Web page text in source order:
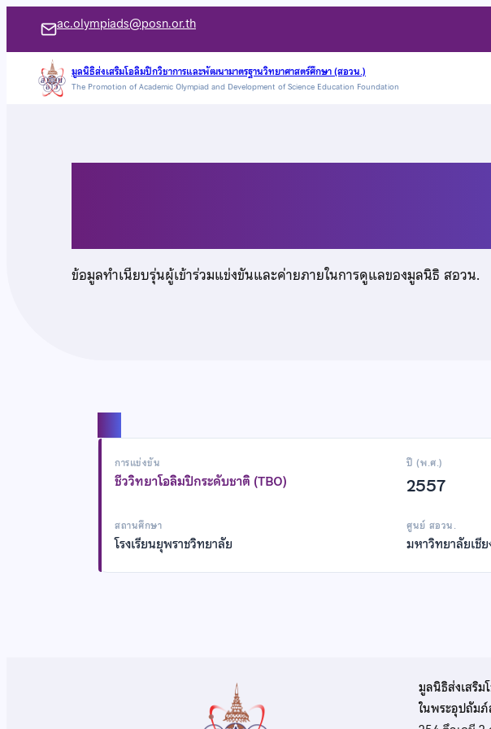
เนื้อหา
ac.olympiads@posn.or.th
มูลนิธิส่งเสริมโอลิมปิกวิชาการและพัฒนามาตรฐานวิทยาศาสตร์ศึกษา (สอวน.)
The Promotion of Academic Olympiad and Development of Science Education Foundation
ข้อมูลทำเนียบรุ่นผู้เข้าร่วมแข่งขันและค่ายภายในการดูแลของมูลนิธิ สอวน.
การแข่งขัน
ชีววิทยาโอลิมปิกระดับชาติ (TBO)
ปี (พ.ศ.)
2557
สถานศึกษา
โรงเรียนยุพราชวิทยาลัย
ศูนย์ สอวน.
มหาวิทยาลัยเชี
มูลนิธิส่งเสริ
ในพระอุปถัมภ์